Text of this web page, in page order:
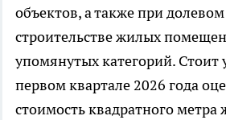
объектов, а также при
строительстве жилых
упомянутых категорий. Стоит
первом квартале 2026 года
стоимость квадратного метра